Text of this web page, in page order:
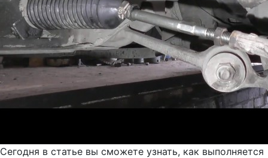
Сегодня в статье вы сможете узнать, как выполняется